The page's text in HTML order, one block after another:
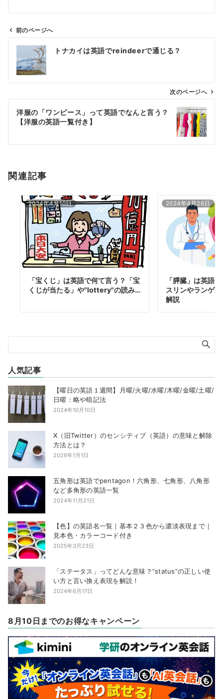
ビ
ン
前のページへ
トナカイは英語でreindeerで通じる？
次のページへ
洋服の「ワンピース」って英語でなんと言う？
【洋服の英語一覧付き】
関連記事
2024年4月10日
「宝くじ」は英語で何て言う？「宝
くじが当たる」や"lottery"の読み…
2024年4月26日
「膵臓」は英語
スリンやランゲ
解説
人気記事
【曜日の英語１週間】月曜/火曜/水曜/木曜/金曜/土曜/
日曜：略や暗記法
2024年10月10日
X（旧Twitter）のセンシティブ（英語）の意味と解除
方法とは？
2026年1月1日
五角形は英語でpentagon！六角形、七角形、八角形
など多角形の英語一覧
2024年11月21日
【色】の英語名一覧｜基本２３色から濃淡表現まで｜
見本色・カラーコード付き
2025年3月23日
「ステータス」ってどんな意味？”status”の正しい使
い方と言い換え表現を解説！
2024年6月17日
8月10日までのお得なキャンペーン